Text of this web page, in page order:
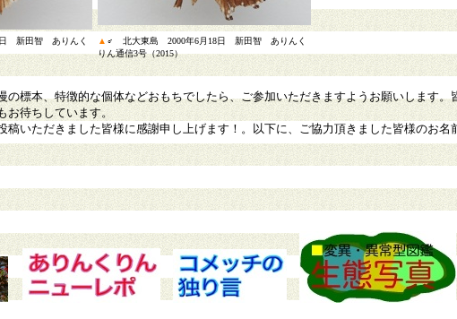
新田智 ありんく
▲ ♂ 北大東島 2000年6月18日 新田智 ありんく
りん通信3号（2015）
標本、特徴的な個体などおもちでしたら、ご参加いただきますようお願いします。
待ちしています。
いただきました皆様に感謝申し上げます！。以下に、ご協力頂きました皆様のお名